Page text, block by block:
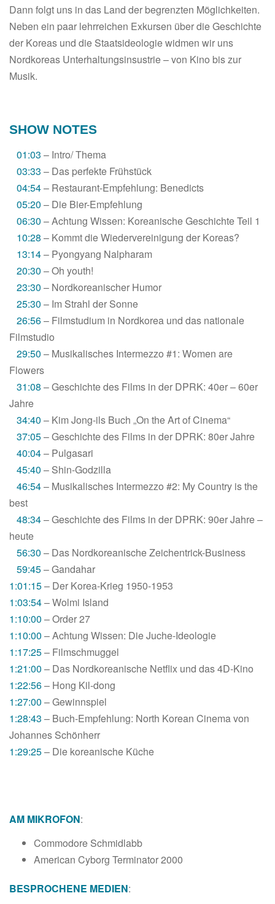
Dann folgt uns in das Land der begrenzten Möglichkeiten.
Neben ein paar lehrreichen Exkursen über die Geschichte
der Koreas und die Staatsideologie widmen wir uns
Nordkoreas Unterhaltungsinsustrie – von Kino bis zur
Musik.
SHOW NOTES
01:03 – Intro/ Thema
03:33 – Das perfekte Frühstück
04:54– Restaurant-Empfehlung: Benedicts
05:20 – Die Bier-Empfehlung
06:30 – Achtung Wissen: Koreanische Geschichte Teil 1
10:28 – Kommt die Wiedervereinigung der Koreas?
13:14– Pyongyang Nalpharam
20:30 – Oh youth!
23:30 – Nordkoreanischer Humor
25:30 – Im Strahl der Sonne
26:56– Filmstudium in Nordkorea und das nationale
Filmstudio
29:50 – Musikalisches Intermezzo #1: Women are
Flowers
31:08 – Geschichte des Films in der DPRK: 40er – 60er
Jahre
34:40 – Kim Jong-ils Buch „On the Art of Cinema“
37:05– Geschichte des Films in der DPRK: 80er Jahre
40:04– Pulgasari
45:40 – Shin-Godzilla
46:54– Musikalisches Intermezzo #2: My Country is the
best
48:34– Geschichte des Films in der DPRK: 90er Jahre –
heute
56:30 – Das Nordkoreanische Zeichentrick-Business
59:45– Gandahar
1:01:15– Der Korea-Krieg 1950-1953
1:03:54– Wolmi Island
1:10:00 – Order 27
1:10:00 – Achtung Wissen: Die Juche-Ideologie
1:17:25– Filmschmuggel
1:21:00 – Das Nordkoreanische Netflix und das 4D-Kino
1:22:56– Hong Kil-dong
1:27:00 – Gewinnspiel
1:28:43 – Buch-Empfehlung: North Korean Cinema von
Johannes Schönherr
1:29:25– Die koreanische Küche
AM MIKROFON:
Commodore Schmidlabb
American Cyborg Terminator 2000
BESPROCHENE MEDIEN: